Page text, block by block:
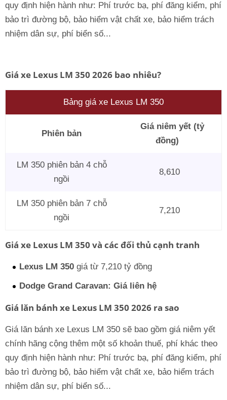
quy định hiện hành như: Phí trước bạ, phí đăng kiểm, phí
bảo trì đường bộ, bảo hiểm vật chất xe, bảo hiểm trách
nhiệm dân sự, phí biển số...
Giá xe Lexus LM 350 2026 bao nhiêu?
Bảng giá xe Lexus LM 350
Phiên bản
Giá niêm yết (tỷ
đồng)
LM 350 phiên bản 4 chỗ
ngồi
8,610
LM 350 phiên bản 7 chỗ
ngồi
7,210
Giá xe Lexus LM 350 và các đối thủ cạnh tranh
Lexus LM 350 giá từ 7,210 tỷ đồng
Dodge Grand Caravan: Giá liên hệ
Giá lăn bánh xe Lexus LM 350 2026 ra sao
Giá lăn bánh xe Lexus LM 350 sẽ bao gồm giá niêm yết
chính hãng cộng thêm một số khoản thuế, phí khác theo
quy định hiện hành như: Phí trước bạ, phí đăng kiểm, phí
bảo trì đường bộ, bảo hiểm vật chất xe, bảo hiểm trách
nhiệm dân sự, phí biển số...